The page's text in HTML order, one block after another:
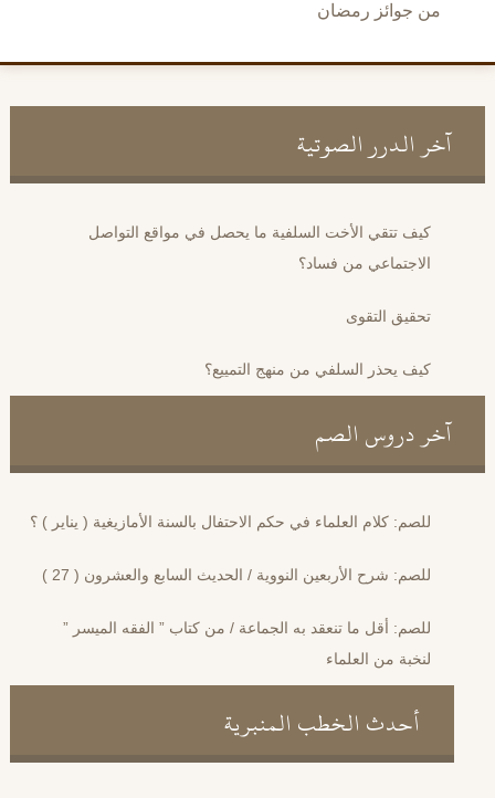
من جوائز رمضان
آخر الدرر الصوتية
كيف تتقي الأخت السلفية ما يحصل في مواقع التواصل
الاجتماعي من فساد؟
تحقيق التقوى
كيف يحذر السلفي من منهج التمييع؟
آخر دروس الصم
للصم: كلام العلماء في حكم الاحتفال بالسنة الأمازيغية ( يناير ) ؟
للصم: شرح الأربعين النووية / الحديث السابع والعشرون ( 27 )
للصم: أقل ما تنعقد به الجماعة / من كتاب ” الفقه الميسر ”
لنخبة من العلماء
أحدث الخطب المنبرية